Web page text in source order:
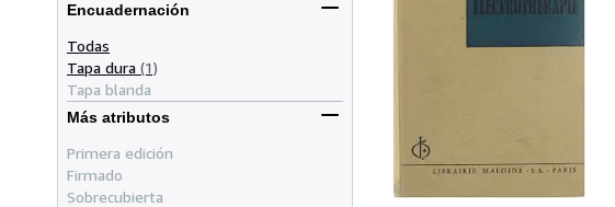
Encuadernación
Todas
Tapa dura (1)
Tapa blanda
Más atributos
Primera edición
Firmado
Sobrecubierta